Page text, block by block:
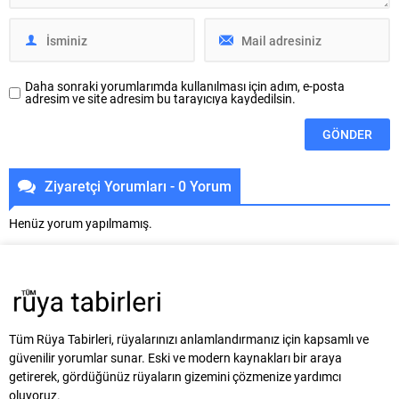
Daha sonraki yorumlarımda kullanılması için adım, e-posta
adresim ve site adresim bu tarayıcıya kaydedilsin.
Ziyaretçi Yorumları - 0 Yorum
Henüz yorum yapılmamış.
Tüm Rüya Tabirleri, rüyalarınızı anlamlandırmanız için kapsamlı ve
güvenilir yorumlar sunar. Eski ve modern kaynakları bir araya
getirerek, gördüğünüz rüyaların gizemini çözmenize yardımcı
oluyoruz.